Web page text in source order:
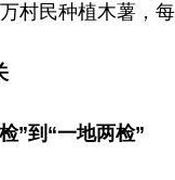
村民种植木薯，
”到“一地两检”